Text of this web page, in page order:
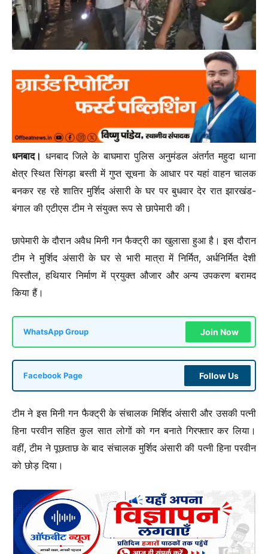
धनबाद। धनबाद जिले के बाघमारा पुलिस अनुमंडल अंतर्गत महुदा थाना
क्षेत्र स्थित सिंगड़ा बस्ती में गुप्त सूचना के आधार पर यहां वाहन चालक
बनकर रह रहे शातिर मुर्शिद अंसारी के घर पर बुधवार देर रात झारखंड-
बंगाल की एटीएस टीम ने संयुक्त रूप से छापेमारी की।
छापेमारी के दौरान अवैध मिनी गन फैक्ट्री का खुलासा हुआ है। इस दौरान
टीम ने मुर्शिद अंसारी के घर से भारी मात्रा में निर्मित, अर्धनिर्मित देशी
पिस्तौल, हथियार निर्माण में प्रयुक्त औजार और अन्य उपकरण बरामद
किया हैं।
WhatsApp Group Join Now
Facebook Page Follow Us
टीम ने इस मिनी गन फैक्ट्री के संचालक मिर्शिद अंसारी और उसकी पत्नी
हिना परवीन सहित कुल सात लोगों को गन बनाते गिरफ्तार कर लिया।
वहीं, टीम ने पूछताछ के बाद संचालक मुर्शिद अंसारी की पत्नी हिना परवीन
को छोड़ दिया।